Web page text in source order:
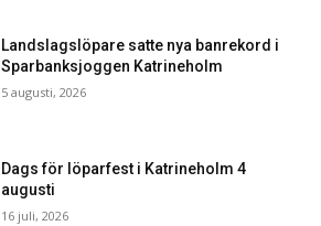
Landslagslöpare satte nya banrekord i
Sparbanksjoggen Katrineholm
5 augusti, 2026
Dags för löparfest i Katrineholm 4
augusti
16 juli, 2026